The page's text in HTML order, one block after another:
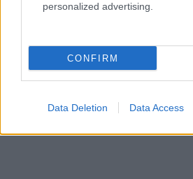
personalized advertising.
CONFIRM
Data Deletion Data Access
ΔΙΑΦΗΜΙΣΗ